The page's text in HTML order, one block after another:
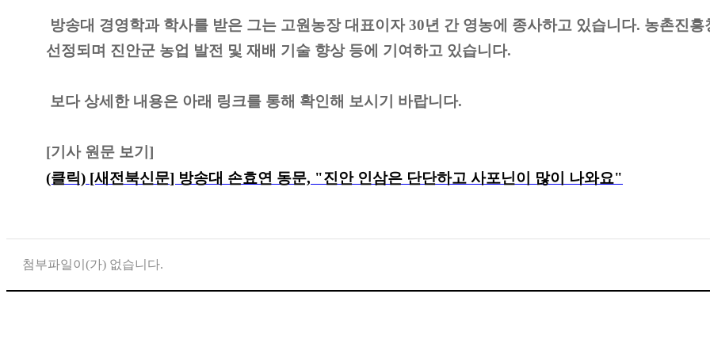
방송대 경영학과 학사를 받은 그는 고원농장 대표이자 30년 간 영농에 종사하고 있습니다. 농촌진
선정되며 진안군 농업 발전 및 재배 기술 향상 등에 기여하고 있습니다.
보다 상세한 내용은 아래 링크를 통해 확인해 보시기 바랍니다.
[기사 원문 보기]
(클릭) [새전북신문] 방송대 손효연 동문, "진안 인삼은 단단하고 사포닌이 많이 나와요"
첨부파일이(가) 없습니다.